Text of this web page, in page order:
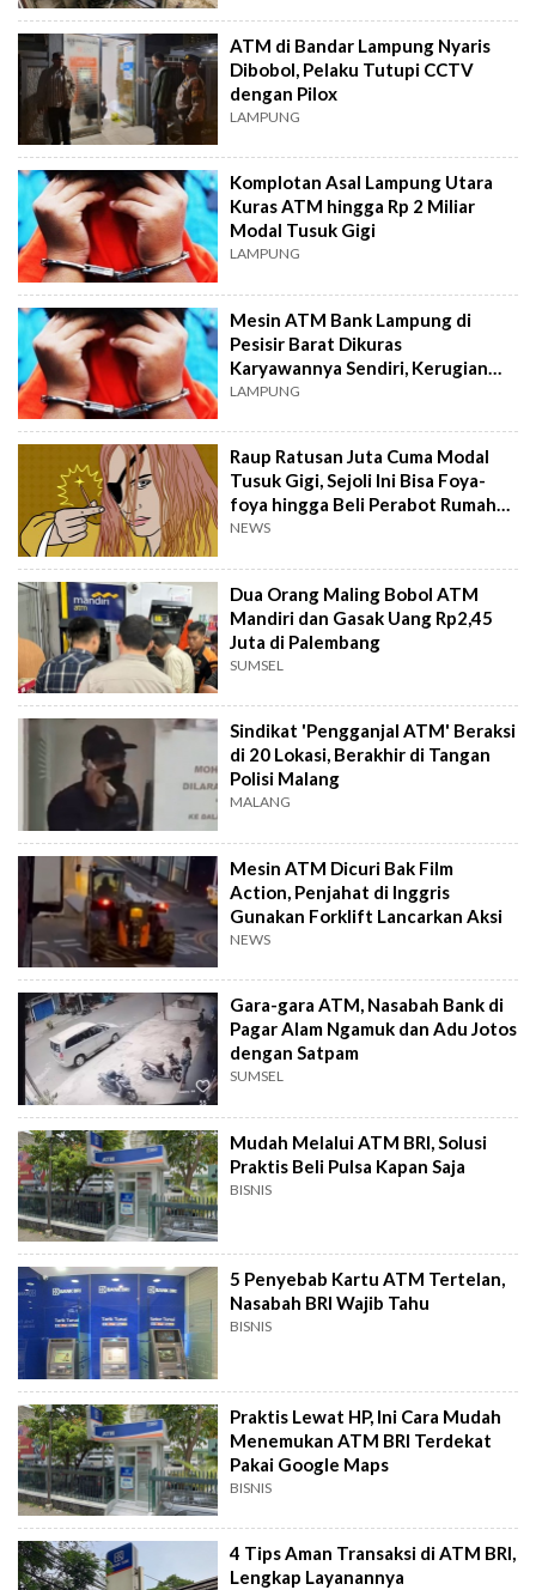
ATM di Bandar Lampung Nyaris
Dibobol, Pelaku Tutupi CCTV
dengan Pilox
LAMPUNG
Komplotan Asal Lampung Utara
Kuras ATM hingga Rp 2 Miliar
Modal Tusuk Gigi
LAMPUNG
Mesin ATM Bank Lampung di
Pesisir Barat Dikuras
Karyawannya Sendiri, Kerugian
Capai Rp 800 Juta
LAMPUNG
Raup Ratusan Juta Cuma Modal
Tusuk Gigi, Sejoli Ini Bisa Foya-
foya hingga Beli Perabot Rumah
Pakai Duit Nasabah
NEWS
Dua Orang Maling Bobol ATM
Mandiri dan Gasak Uang Rp2,45
Juta di Palembang
SUMSEL
Sindikat 'Pengganjal ATM' Beraksi
di 20 Lokasi, Berakhir di Tangan
Polisi Malang
MALANG
Mesin ATM Dicuri Bak Film
Action, Penjahat di Inggris
Gunakan Forklift Lancarkan Aksi
NEWS
Gara-gara ATM, Nasabah Bank di
Pagar Alam Ngamuk dan Adu Jotos
dengan Satpam
SUMSEL
Mudah Melalui ATM BRI, Solusi
Praktis Beli Pulsa Kapan Saja
BISNIS
5 Penyebab Kartu ATM Tertelan,
Nasabah BRI Wajib Tahu
BISNIS
Praktis Lewat HP, Ini Cara Mudah
Menemukan ATM BRI Terdekat
Pakai Google Maps
BISNIS
4 Tips Aman Transaksi di ATM BRI,
Lengkap Layanannya